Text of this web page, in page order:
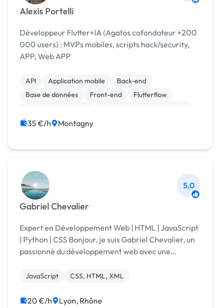
Alexis Portelli
Développeur Flutter+IA (Agatos cofondateur +200
000 users) : MVPs mobiles, scripts hack/security,
APP, Web APP
API Application mobile
Back-end
Base de données
Front-end
Flutterflow
Webflow
Big Data
35 €/h Montagny
Gabriel Chevalier
5,0
Expert en Développement Web | HTML | JavaScript
| Python | CSS Bonjour, je suis Gabriel Chevalier, un
passionné du développement web avec une
domaine. Avec 3 années d'expérience, j'ai travai...
JavaScript CSS, HTML, XML
20 €/h Lyon, Rhône